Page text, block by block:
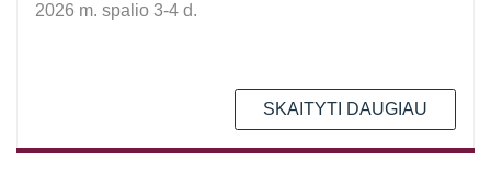
2026 m. spalio 3-4 d.
SKAITYTI DAUGIAU